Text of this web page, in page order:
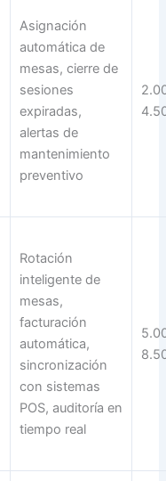
Asignación
automática de
mesas, cierre de
sesiones
expiradas,
alertas de
mantenimiento
preventivo
Rotación
inteligente de
mesas,
facturación
automática,
sincronización
con sistemas
POS, auditoría en
tiempo real